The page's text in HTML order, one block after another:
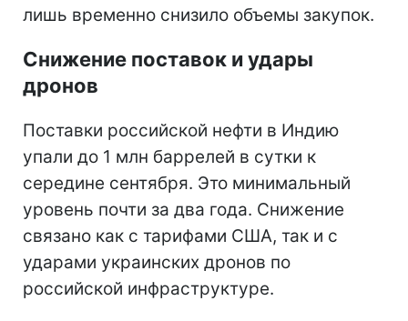
лишь временно снизило объемы закупок.
Снижение поставок и удары
дронов
Поставки российской нефти в Индию
упали до 1 млн баррелей в сутки к
середине сентября. Это минимальный
уровень почти за два года. Снижение
связано как с тарифами США, так и с
ударами украинских дронов по
российской инфраструктуре.